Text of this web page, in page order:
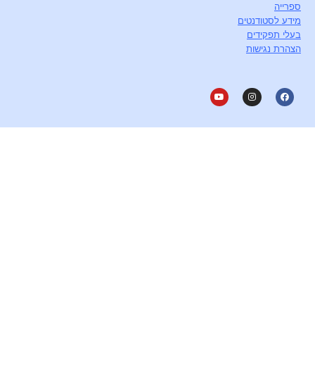
ספרייה
מידע לסטודנטים
בעלי תפקידים
הצהרת נגישות